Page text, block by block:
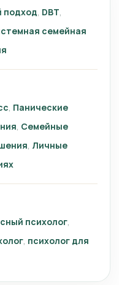
подход DBT
семейная
Панические
Семейные
Личные
психолог
психолог для